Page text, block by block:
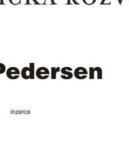
inzerce